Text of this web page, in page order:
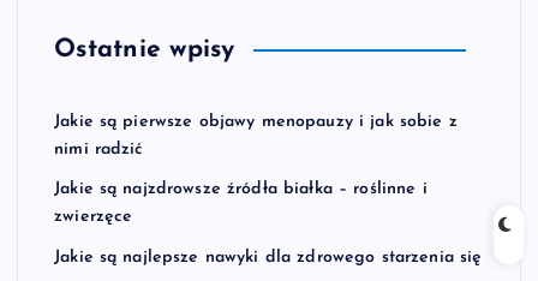
Ostatnie wpisy
Jakie są pierwsze objawy menopauzy i jak sobie z
nimi radzić
Jakie są najzdrowsze źródła białka – roślinne i
zwierzęce
Jakie są najlepsze nawyki dla zdrowego starzenia się